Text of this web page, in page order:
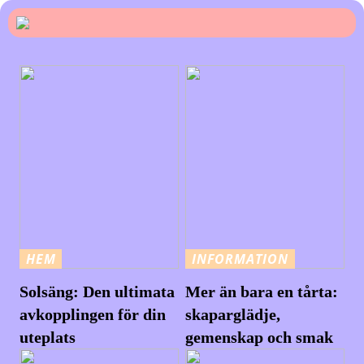
HEM
Solsäng: Den ultimata
avkopplingen för din
uteplats
INFORMATION
Mer än bara en tårta:
skaparglädje,
gemenskap och smak